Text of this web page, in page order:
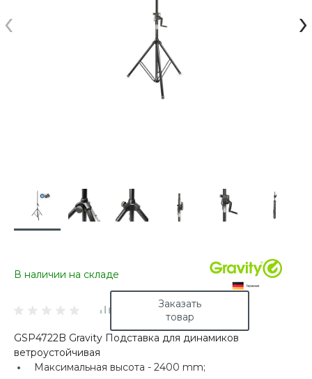
‹ ›
В наличии на складе
Заказать
товар
GSP4722B Gravity Подставка для динамиков
ветроустойчивая
Максимальная высота - 2400 mm;